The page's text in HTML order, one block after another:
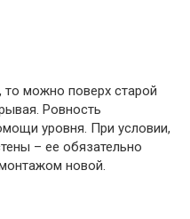
можно поверх старой
Ровность
уровня. При условии,
– ее обязательно
новой.